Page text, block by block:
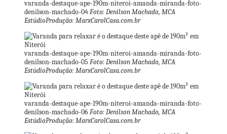
varanda-destaque-ape-190m-niteroi-amanda-miranda-foto-
denilson-machado-04Foto: Denilson Machado, MCA
EstúdioProdução: MarxCarolCasa.com.br
varanda-destaque-ape-190m-niteroi-amanda-miranda-foto-
denilson-machado-05 Foto: Denilson Machado, MCA
EstúdioProdução: MarxCarolCasa.com.br
varanda-destaque-ape-190m-niteroi-amanda-miranda-foto-
denilson-machado-06Foto: Denilson Machado, MCA
EstúdioProdução: MarxCarolCasa.com.br